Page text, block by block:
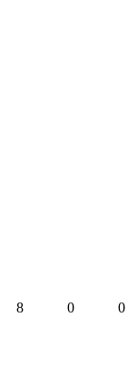
8 0 0